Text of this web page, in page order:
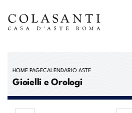
HOME PAGECALENDARIO ASTE
Gioielli e Orologi